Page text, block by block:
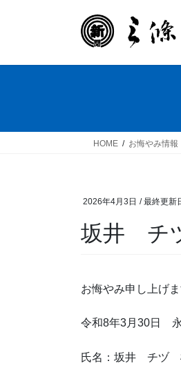
HOME お悔やみ情報
2026年4月3日 / 最終更新
坂井 チ
お悔やみ申し上げま
令和8年3月30日
氏名：坂井 チヅ